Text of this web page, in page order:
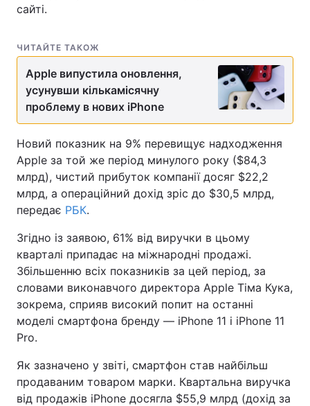
сайті.
ЧИТАЙТЕ ТАКОЖ
Apple випустила оновлення,
усунувши кількамісячну
проблему в нових iPhone
Новий показник на 9% перевищує надходження
Apple за той же період минулого року ($84,3
млрд), чистий прибуток компанії досяг $22,2
млрд, а операційний дохід зріс до $30,5 млрд,
передає РБК.
Згідно із заявою, 61% від виручки в цьому
кварталі припадає на міжнародні продажі.
Збільшенню всіх показників за цей період, за
словами виконавчого директора Apple Тіма Кука,
зокрема, сприяв високий попит на останні
моделі смартфона бренду — iPhone 11 і iPhone 11
Pro.
Як зазначено у звіті, смартфон став найбільш
продаваним товаром марки. Квартальна виручка
від продажів iPhone досягла $55,9 млрд (дохід за